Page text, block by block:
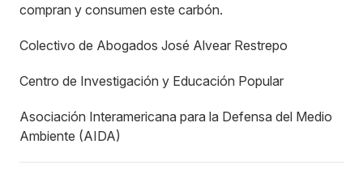
compran y consumen este carbón.
Colectivo de Abogados José Alvear Restrepo
Centro de Investigación y Educación Popular
Asociación Interamericana para la Defensa del Medio
Ambiente (AIDA)